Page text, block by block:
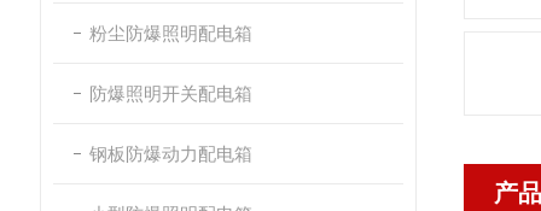
粉尘防爆照明配电箱
防爆照明开关配电箱
钢板防爆动力配电箱
产